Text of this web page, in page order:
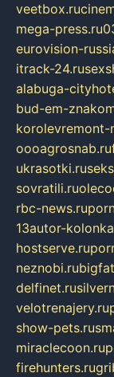
veetbox.ru
mega-press.ru
eurovision-
itrack-24.ru
alabuga-
bud-em-
korolevremont-
oooagrosnab.ru
ukrasotki.ru
sovratili.ru
rbc-news.ru
13autor-
hostserve.ru
neznobi.ru
delfinet.ru
velotrenajery.ru
show-pets.ru
miraclecoon.ru
firehunters.ru